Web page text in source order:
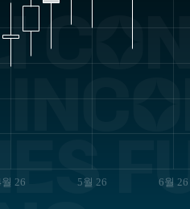
26 5월 26 6월 26